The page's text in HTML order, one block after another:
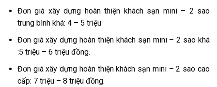
Đơn giá xây dựng hoàn thiện khách sạn mini – 2 sao
trung bình khá: 4 – 5 triệu
Đơn giá xây dựng hoàn thiện khách sạn mini – 2 sao khá
:5 triệu – 6 triệu đồng.
Đơn giá xây dựng hoàn thiện khách sạn mini – 2 sao cao
cấp: 7 triệu – 8 triệu đồng.